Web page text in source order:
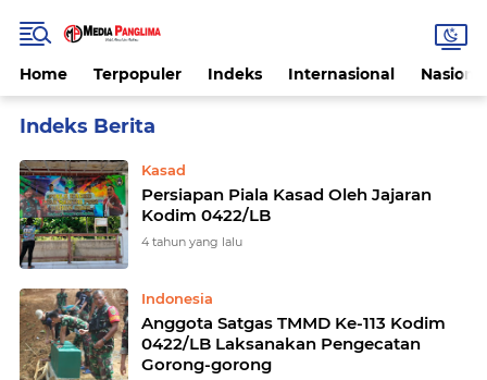
Home Terpopuler Indeks Internasional
Kasad
Persiapan Piala Kasad Oleh Jajaran
Kodim 0422/LB
4 tahun yang lalu
Indonesia
Anggota Satgas TMMD Ke-113 Kodim
0422/LB Laksanakan Pengecatan
Gorong-gorong